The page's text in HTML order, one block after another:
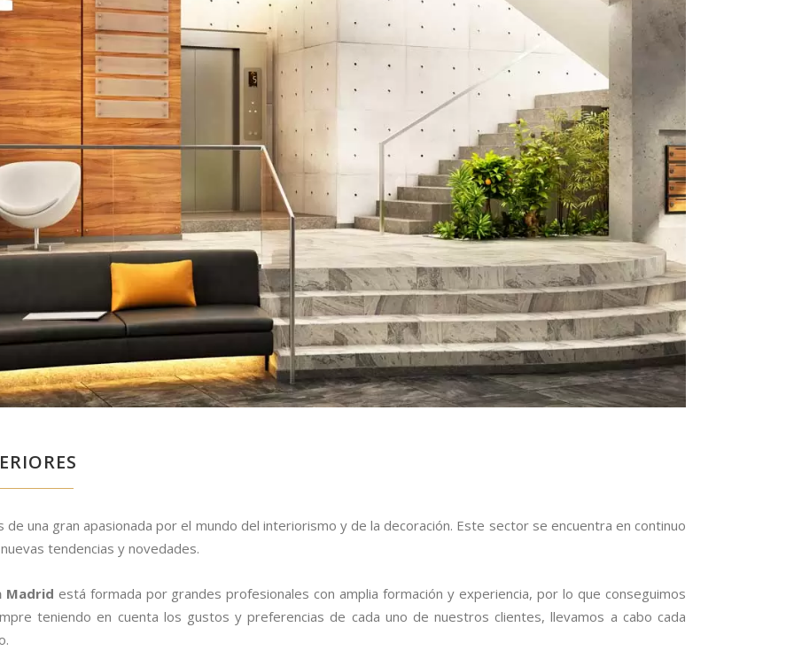
una gran apasionada por el mundo del interiorismo y de la decoración. Este sector se encuentra en continuo
tendencias y novedades.
Madrid está formada por grandes profesionales con amplia formación y experiencia, por lo que conseguimos
teniendo en cuenta los gustos y preferencias de cada uno de nuestros clientes, llevamos a cabo cada